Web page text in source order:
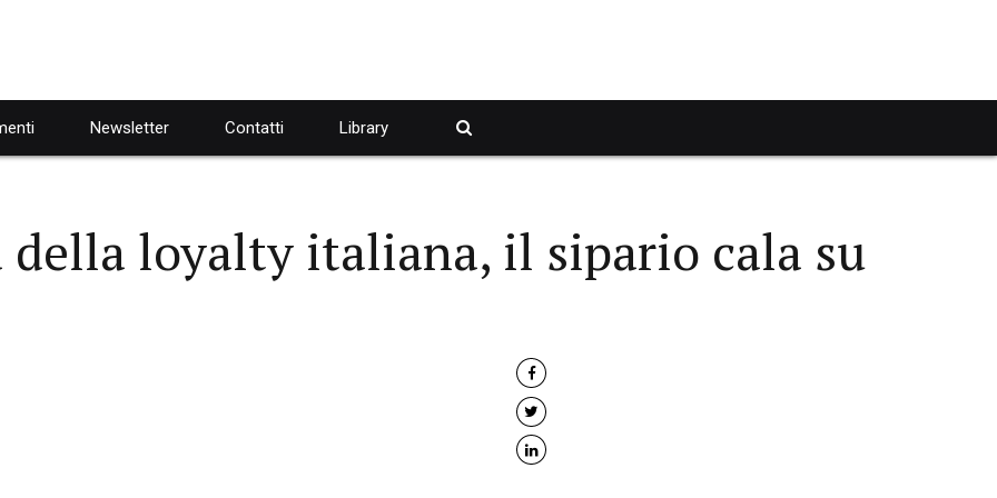
Newsletter Contatti Library
della loyalty italiana, il sipario cala su